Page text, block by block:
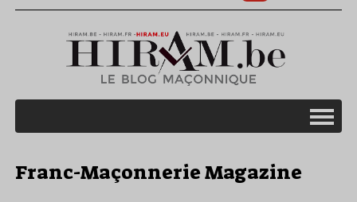
Franc-Maçonnerie Magazine